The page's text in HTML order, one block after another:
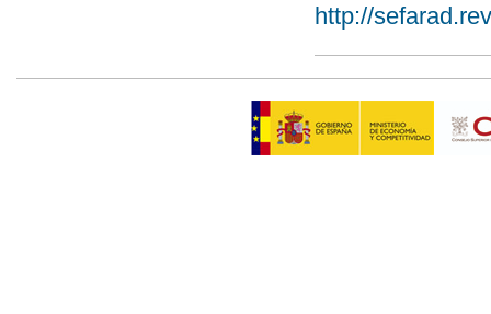
http://